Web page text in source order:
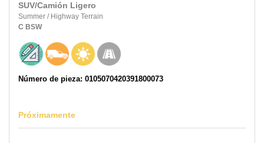
SUV/Camión Ligero
Summer / Highway Terrain
C BSW
Número de pieza: 0105070420391800073
Próximamente